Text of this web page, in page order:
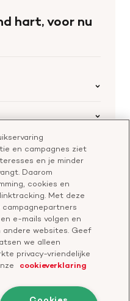
hart, voor nu
en campagnes ziet
en je minder
Daarom
cookies en
Met deze
e-mails volgen en
websites. Geef
we alleen
privacy-vriendelijke
cookieverklaring